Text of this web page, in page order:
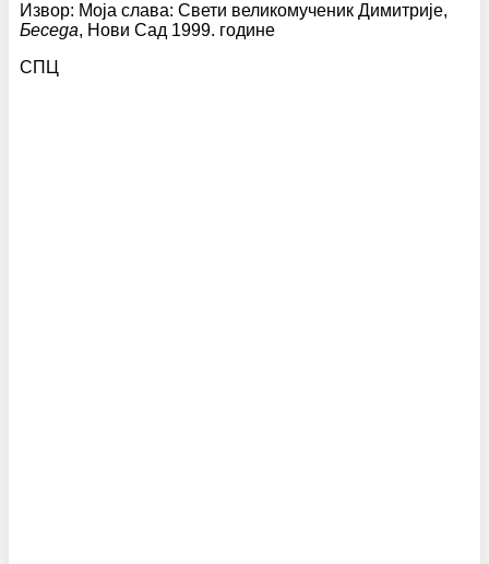
Извор: Моја слава: Свети великомученик Димитрије,
Беседа, Нови Сад 1999. године
СПЦ